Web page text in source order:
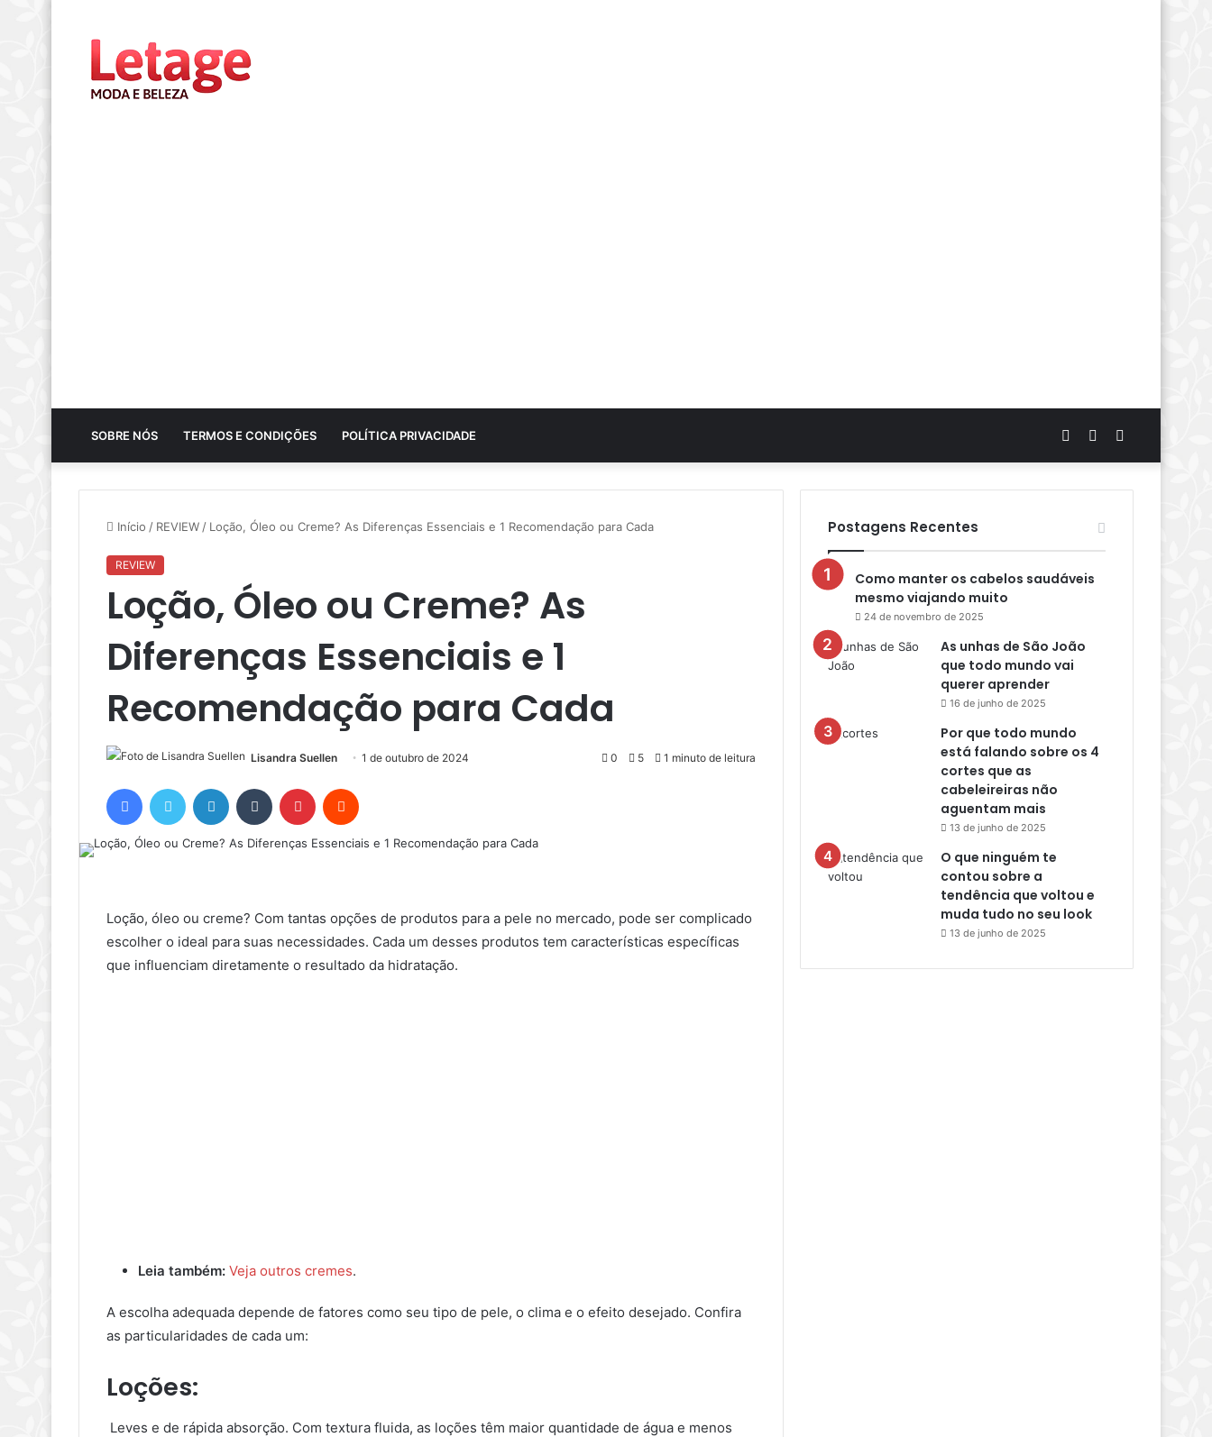
SOBRE NÓS TERMOS E CONDIÇÕES POLÍTICA PRIVACIDADE
por
Switch
skin
Artigo
aleatório
Início / REVIEW / Loção, Óleo ou Creme? As Diferenças Essenciais e 1 Recomendação para Cada
REVIEW
Loção, Óleo ou Creme? As
Diferenças Essenciais e 1
Recomendação para Cada
Lisandra Suellen 1 de outubro de 2024 0 5 1 minuto de leitura
FacebookTwitter Linkedin Tumblr Pinterest
Loção, óleo ou creme? Com tantas opções de produtos para a pele no mercado, pode ser complicado
escolher o ideal para suas necessidades. Cada um desses produtos tem características específicas
que influenciam diretamente o resultado da hidratação.
Leia também: Veja outros cremes.
A escolha adequada depende de fatores como seu tipo de pele, o clima e o efeito desejado. Confira
as particularidades de cada um:
Loções:
Leves e de rápida absorção. Com textura fluida, as loções têm maior quantidade de água e menos
Postagens Recentes
Como manter os cabelos saudáveis
mesmo viajando muito
24 de novembro de 2025
As unhas de São João
que todo mundo vai
querer aprender
16 de junho de 2025
Por que todo mundo
está falando sobre os 4
cortes que as
cabeleireiras não
aguentam mais
13 de junho de 2025
O que ninguém te
contou sobre a
tendência que voltou e
muda tudo no seu look
13 de junho de 2025